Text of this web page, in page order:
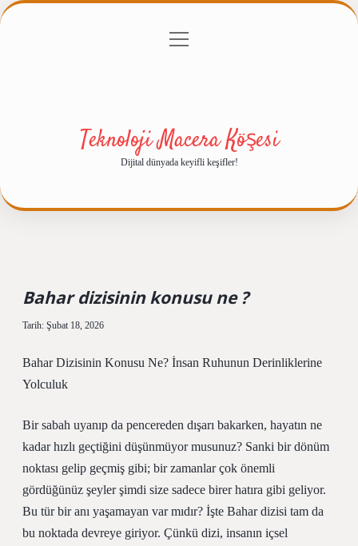
Gizlilik Politikası
menüyü
Teknoloji Macera Köşesi
Dijital dünyada keyifli keşifler!
Bahar dizisinin konusu ne ?
Tarih: Şubat 18, 2026
Bahar Dizisinin Konusu Ne? İnsan Ruhunun Derinliklerine
Yolculuk
Bir sabah uyanıp da pencereden dışarı bakarken, hayatın ne
kadar hızlı geçtiğini düşünmüyor musunuz? Sanki bir dönüm
noktası gelip geçmiş gibi; bir zamanlar çok önemli
gördüğünüz şeyler şimdi size sadece birer hatıra gibi geliyor.
Bu tür bir anı yaşamayan var mıdır? İşte Bahar dizisi tam da
bu noktada devreye giriyor. Çünkü dizi, insanın içsel